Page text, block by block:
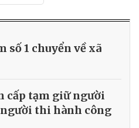
số 1 chuyển về xã
cấp tạm giữ người
thi hành công